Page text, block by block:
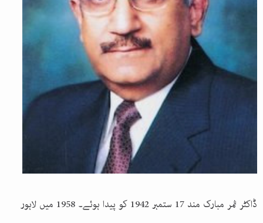
ڈاکٹر ثمر مبارک مند 17 ستمبر 1942 کو پیدا ہوئے۔ 1958 میں لاہور